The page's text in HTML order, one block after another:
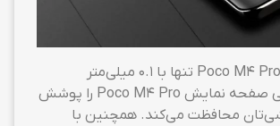
گلس گیمینگ Poco M4 Pro تنها با ۰.۱ میلی‌متر
ضخامت، تمامی صفحه نمایش Poco M4 Pro را پوشش
محافظت می‌کند. همچنین با